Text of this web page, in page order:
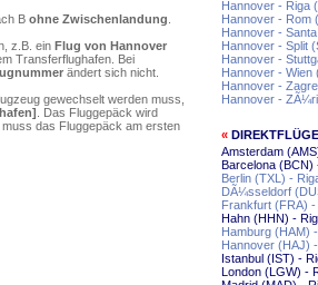
B ohne Zwischenlandung
z.B. ein Flug von Hannover
Transferflughafen. Bei
ändert sich nicht.
gewechselt werden muss,
. Das Fluggepäck wird
das Fluggepäck am ersten
Hannover - Riga
Hannover - Rom
Hannover -
Hannover - Split
Hannover -
Hannover - Wien
Hannover -
Hannover -
«
Amsterdam
Barcelona (BCN)
Berlin (TXL) -
DÃ¼sseldorf
Frankfurt (FRA) -
Hahn (HHN) -
Hamburg (HAM)
Hannover (HAJ)
Istanbul (IST) -
London (LGW) -